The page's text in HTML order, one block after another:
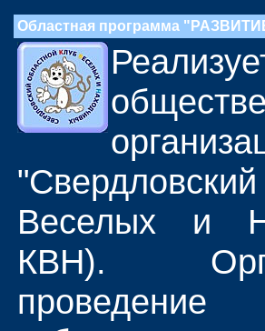
Областная программа
Веселых и
КВН).